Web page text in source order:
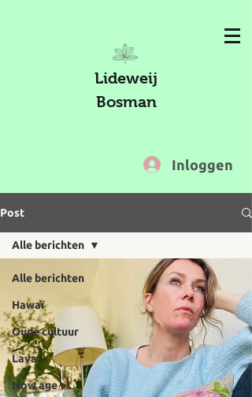
Lideweij
Bosman
Inloggen
Post
Alle berichten
Hawaï
Oude cultuur
Lava
Now age
Alle berichten